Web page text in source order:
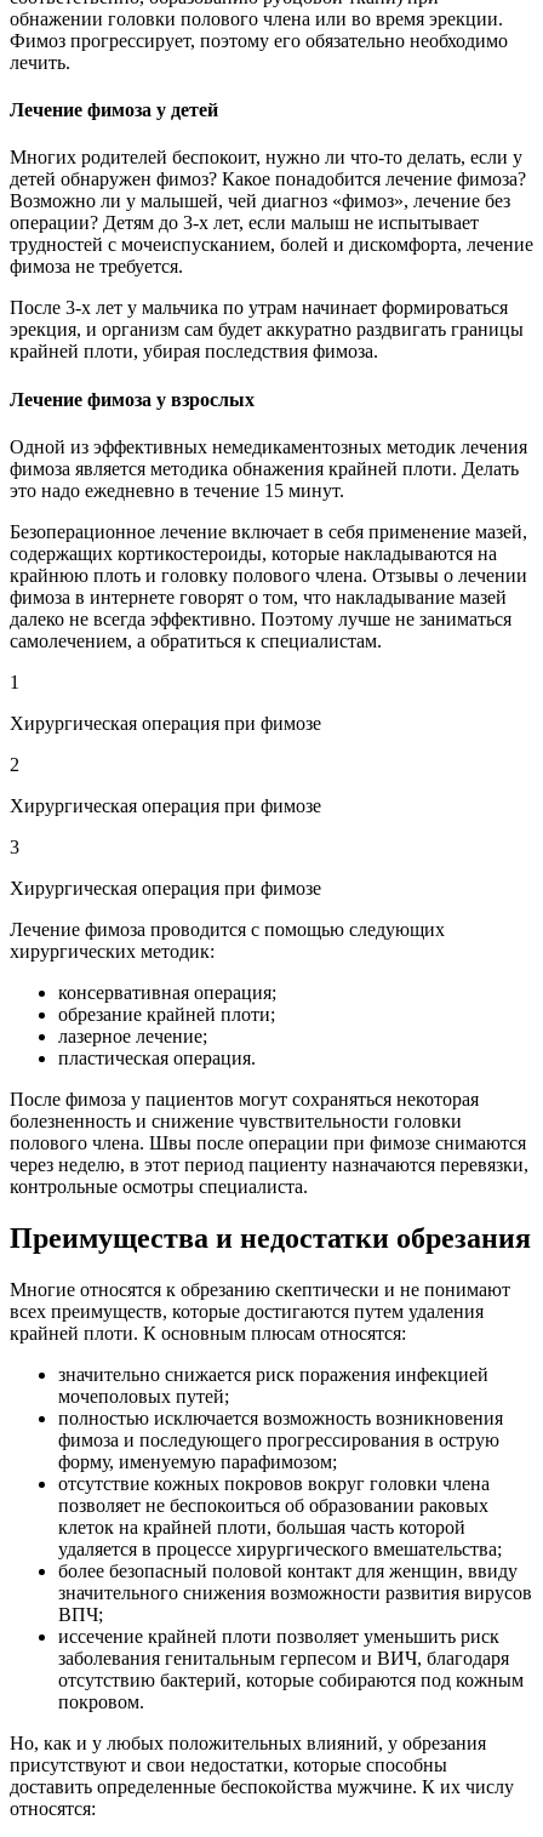
обнажении головки полового члена или во время эрекции.
Фимоз прогрессирует, поэтому его обязательно необходимо
лечить.
Лечение фимоза у детей
Многих родителей беспокоит, нужно ли что-то делать, если у
детей обнаружен фимоз? Какое понадобится лечение фимоза?
Возможно ли у малышей, чей диагноз «фимоз», лечение без
операции? Детям до 3-х лет, если малыш не испытывает
трудностей с мочеиспусканием, болей и дискомфорта, лечение
фимоза не требуется.
После 3-х лет у мальчика по утрам начинает формироваться
эрекция, и организм сам будет аккуратно раздвигать границы
крайней плоти, убирая последствия фимоза.
Лечение фимоза у взрослых
Одной из эффективных немедикаментозных методик лечения
фимоза является методика обнажения крайней плоти. Делать
это надо ежедневно в течение 15 минут.
Безоперационное лечение включает в себя применение мазей,
содержащих кортикостероиды, которые накладываются на
крайнюю плоть и головку полового члена. Отзывы о лечении
фимоза в интернете говорят о том, что накладывание мазей
далеко не всегда эффективно. Поэтому лучше не заниматься
самолечением, а обратиться к специалистам.
1
Хирургическая операция при фимозе
2
Хирургическая операция при фимозе
3
Хирургическая операция при фимозе
Лечение фимоза проводится с помощью следующих
хирургических методик:
консервативная операция;
обрезание крайней плоти;
лазерное лечение;
пластическая операция.
После фимоза у пациентов могут сохраняться некоторая
болезненность и снижение чувствительности головки
полового члена. Швы после операции при фимозе снимаются
через неделю, в этот период пациенту назначаются перевязки,
контрольные осмотры специалиста.
Преимущества и недостатки обрезания
Многие относятся к обрезанию скептически и не понимают
всех преимуществ, которые достигаются путем удаления
крайней плоти. К основным плюсам относятся:
значительно снижается риск поражения инфекцией
мочеполовых путей;
полностью исключается возможность возникновения
фимоза и последующего прогрессирования в острую
форму, именуемую парафимозом;
отсутствие кожных покровов вокруг головки члена
позволяет не беспокоиться об образовании раковых
клеток на крайней плоти, большая часть которой
удаляется в процессе хирургического вмешательства;
более безопасный половой контакт для женщин, ввиду
значительного снижения возможности развития вирусов
ВПЧ;
иссечение крайней плоти позволяет уменьшить риск
заболевания генитальным герпесом и ВИЧ, благодаря
отсутствию бактерий, которые собираются под кожным
покровом.
Но, как и у любых положительных влияний, у обрезания
присутствуют и свои недостатки, которые способны
доставить определенные беспокойства мужчине. К их числу
относятся: